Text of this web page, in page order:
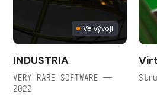
Ve vývoji
INDUSTRIA
VERY RARE SOFTWARE —
2022